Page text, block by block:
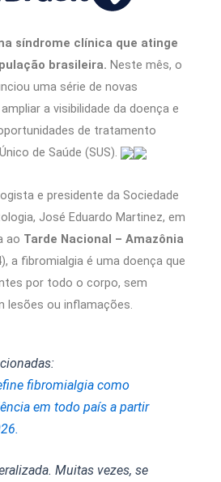
síndrome clínica que atinge
brasileira. Neste mês, o
uma série de novas
a visibilidade da doença e
de tratamento
de Saúde (SUS).
e presidente da Sociedade
José Eduardo Martinez, em
ao Tarde Nacional – Amazônia
a fibromialgia é uma doença que
por todo o corpo, sem
lesões ou inflamações.
fibromialgia como
em todo país a partir
Muitas vezes, se